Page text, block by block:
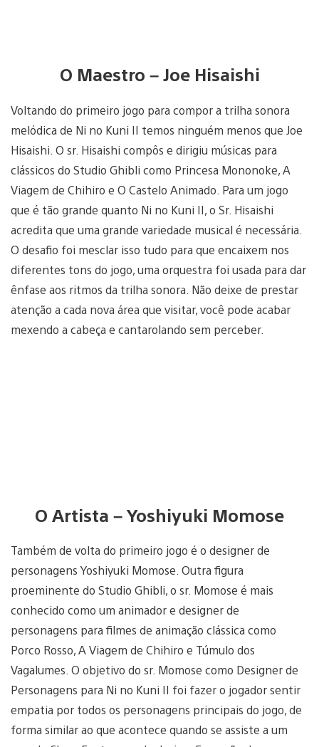
O Maestro – Joe Hisaishi
Voltando do primeiro jogo para compor a trilha sonora
melódica de Ni no Kuni II temos ninguém menos que Joe
Hisaishi. O sr. Hisaishi compôs e dirigiu músicas para
clássicos do Studio Ghibli como Princesa Mononoke, A
Viagem de Chihiro e O Castelo Animado. Para um jogo
que é tão grande quanto Ni no Kuni II, o Sr. Hisaishi
acredita que uma grande variedade musical é necessária.
O desafio foi mesclar isso tudo para que encaixem nos
diferentes tons do jogo, uma orquestra foi usada para dar
ênfase aos ritmos da trilha sonora. Não deixe de prestar
atenção a cada nova área que visitar, você pode acabar
mexendo a cabeça e cantarolando sem perceber.
O Artista – Yoshiyuki Momose
Também de volta do primeiro jogo é o designer de
personagens Yoshiyuki Momose. Outra figura
proeminente do Studio Ghibli, o sr. Momose é mais
conhecido como um animador e designer de
personagens para filmes de animação clássica como
Porco Rosso, A Viagem de Chihiro e Túmulo dos
Vagalumes. O objetivo do sr. Momose como Designer de
Personagens para Ni no Kuni II foi fazer o jogador sentir
empatia por todos os personagens principais do jogo, de
forma similar ao que acontece quando se assiste a um